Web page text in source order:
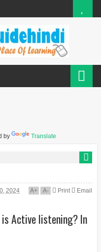
by Translate
2024 A+ A- Print Email
Active listening? In